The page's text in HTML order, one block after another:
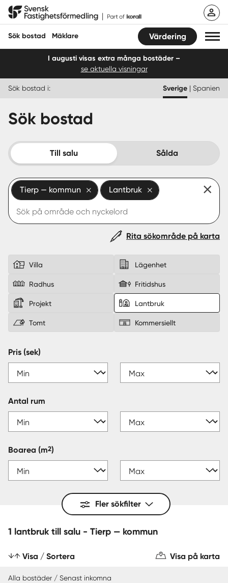
Hoppa
Svensk Fastighetsförmedling
Sök bostad Mäklare Värdering
Sälja
Köpa
Start
Logga in
I augusti visas extra många bostäder –
se aktuella visningar
Sök bostad i: Sverige | Spanien
Sök bostad
Till salu Sålda
Tierp — kommun Lantbruk
Rita sökområde på karta
Villa Lägenhet
Radhus Fritidshus
Projekt Lantbruk
Tomt Kommersiellt
Pris (sek)
Antal rum
Boarea (m2)
Fler sökfilter
1 lantbruk till salu - Tierp — kommun
Visa / Sortera Visa på karta
Alla bostäder / Senast inkomna